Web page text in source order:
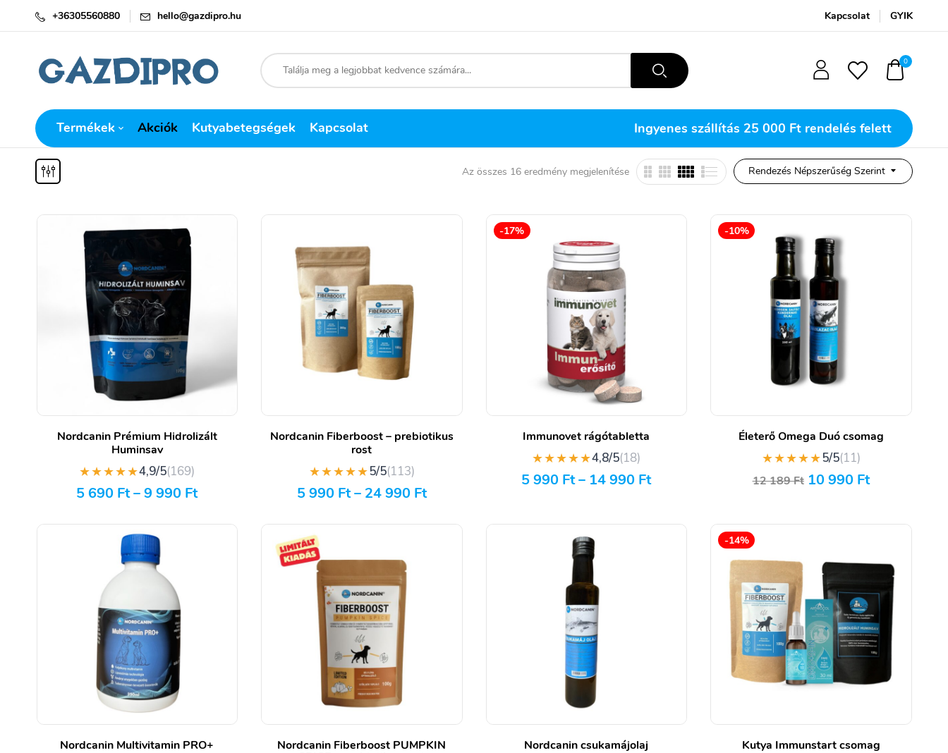
+36305560880 hello@gazdipro.hu Kapcsolat GYIK
0
Termékek Akciók Kutyabetegségek Kapcsolat Ingyenes szállítás 25 000 Ft rendelés felett
Rendezés Népszerűség Szerint
Az összes 16 eredmény megjelenítése
Nordcanin Prémium Hidrolizált
Huminsav
★★★★★4,9/5(169)
5 690 Ft–9 990 Ft
Nordcanin Fiberboost – prebiotikus
rost
★★★★★5/5(113)
5 990 Ft– 24 990 Ft
-17%
Immunovet rágótabletta
★★★★★4,8/5(18)
5 990 Ft– 14 990 Ft
-10%
Életerő Omega Duó csomag
★★★★★5/5(11)
12 189Ft 10 990 Ft
Nordcanin Multivitamin PRO+
Nordcanin Fiberboost PUMPKIN
Nordcanin csukamájolaj
-14%
Kutya Immunstart csomag